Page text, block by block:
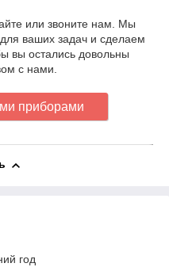
или звоните нам. Мы
ваших задач и сделаем
вы остались довольны
с нами.
приборами
год